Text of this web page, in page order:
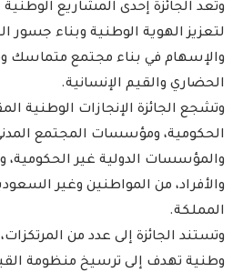
وتعد الجائزة إحدى المشاريع الوطنية
لتعزيز الهوية الوطنية وبناء جسور
والإسهام في بناء مجتمع متماسك
الحضاري والقيم الإنسانية.
وتشجع الجائزة الإنجازات الوطنية
الحكومية، ومؤسسات المجتمع
والمؤسسات الدولية غير الحكومية،
والأفراد، من المواطنين وغير
المملكة.
وتستند الجائزة إلى عدد من
وطنية تهدف إلى ترسيخ منظومة